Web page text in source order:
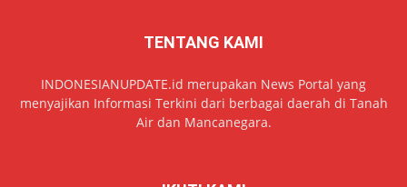
TENTANG KAMI
INDONESIANUPDATE.id merupakan News Portal yang
menyajikan Informasi Terkini dari berbagai daerah di Tanah
Air dan Mancanegara.